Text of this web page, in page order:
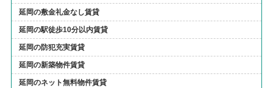
延岡の敷金礼金なし賃貸
延岡の駅徒歩10分以内賃貸
延岡の防犯充実賃貸
延岡の新築物件賃貸
延岡のネット無料物件賃貸